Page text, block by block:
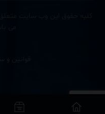
کلیه حقوق این وب سایت متعلق
قوانین و